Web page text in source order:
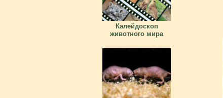
Калейдоскоп
животного мира